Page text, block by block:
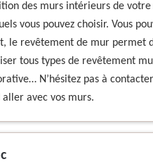
des murs intérieurs de votre
vous pouvez choisir. Vous
le revêtement de mur permet
tous types de revêtement
N’hésitez pas à
avec vos murs.